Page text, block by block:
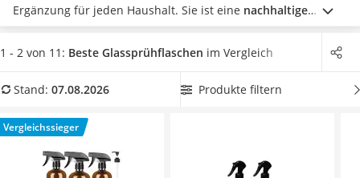
Milchaufschäumer
Kondenstrockner
Reiskocher
Tierhaarstaubsauger
Nespresso-Maschine
Messerschärfer
Ergänzung für jeden Haushalt. Sie ist eine nachhaltige
Alternative zu einerSprühflascheaus Plastikund ist Online-
Tests zufolge aufgrund des qualitativ hochwertigen Materials
Produkttabelle eine
Glassprühflasche mit Verschlusskappen
Überzeugt hat uns hier im August 2026 besonders das
ModellBelicoo Sprühflasche
1 - 2 von 11: Beste Glassprühflaschen im Vergleich
Stand: 07.08.2026 Produkte filtern
Vergleichssieger